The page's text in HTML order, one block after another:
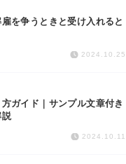
を争うときと受け入れると
2024.10.25
ガイド｜サンプル文章付き
説
2024.10.11